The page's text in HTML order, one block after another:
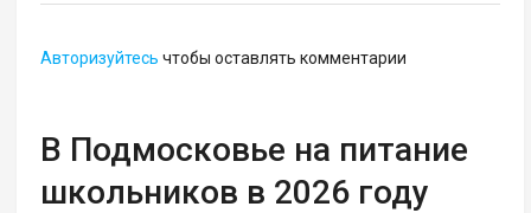
Авторизуйтесь чтобы оставлять комментарии
В Подмосковье на питание
школьников в 2026 году